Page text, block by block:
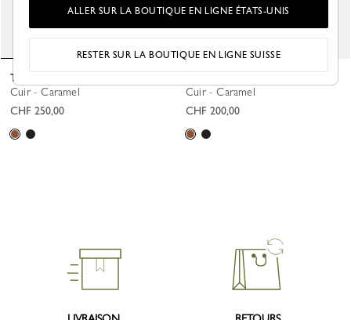
Cuir - Caramel
CHF 250,00
Cuir - Caramel
CHF 200,00
ALLER SUR LA BOUTIQUE EN LIGNE ÉTATS-UNIS
RESTER SUR LA BOUTIQUE EN LIGNE SUISSE